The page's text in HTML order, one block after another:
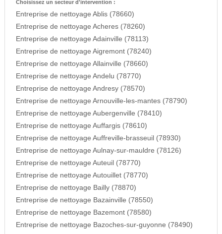
Choisissez un secteur d'intervention :
Entreprise de nettoyage Ablis (78660)
Entreprise de nettoyage Acheres (78260)
Entreprise de nettoyage Adainville (78113)
Entreprise de nettoyage Aigremont (78240)
Entreprise de nettoyage Allainville (78660)
Entreprise de nettoyage Andelu (78770)
Entreprise de nettoyage Andresy (78570)
Entreprise de nettoyage Arnouville-les-mantes (78790)
Entreprise de nettoyage Aubergenville (78410)
Entreprise de nettoyage Auffargis (78610)
Entreprise de nettoyage Auffreville-brasseuil (78930)
Entreprise de nettoyage Aulnay-sur-mauldre (78126)
Entreprise de nettoyage Auteuil (78770)
Entreprise de nettoyage Autouillet (78770)
Entreprise de nettoyage Bailly (78870)
Entreprise de nettoyage Bazainville (78550)
Entreprise de nettoyage Bazemont (78580)
Entreprise de nettoyage Bazoches-sur-guyonne (78490)